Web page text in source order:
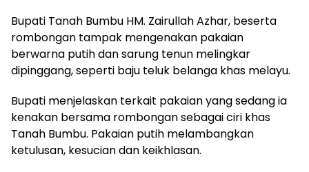
Bupati Tanah Bumbu HM. Zairullah Azhar, beserta
rombongan tampak mengenakan pakaian
berwarna putih dan sarung tenun melingkar
dipinggang, seperti baju teluk belanga khas melayu.
Bupati menjelaskan terkait pakaian yang sedang ia
kenakan bersama rombongan sebagai ciri khas
Tanah Bumbu. Pakaian putih melambangkan
ketulusan, kesucian dan keikhlasan.